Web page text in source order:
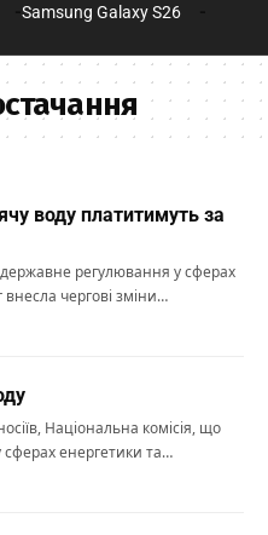
Samsung Galaxy S26
воду платитимуть за
регулювання у сферах
чергові зміни…
Національна комісія, що
енергетики та…